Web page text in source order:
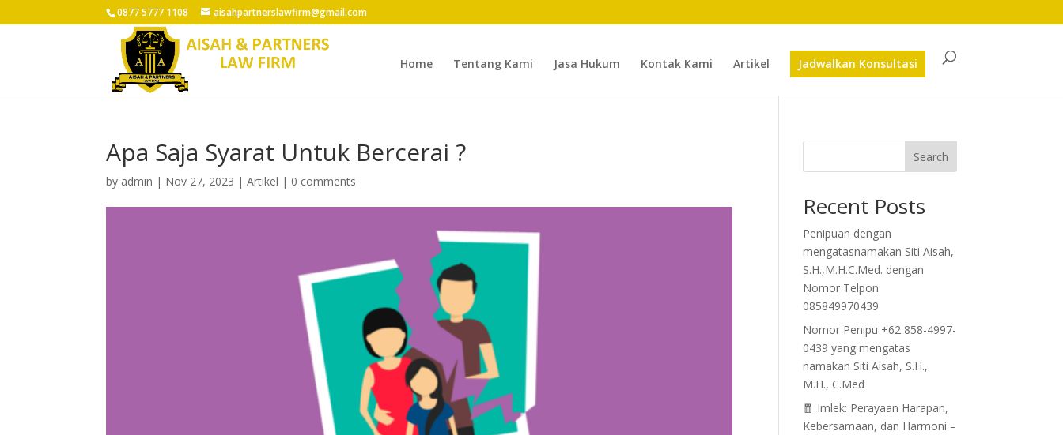
0877 5777 1108 aisahpartnerslawfirm@gmail.com
Home Tentang Kami Jasa Hukum Kontak Kami Artikel Jadwalkan Konsultasi
Apa Saja Syarat Untuk Bercerai ?
by admin | Nov 27, 2023 |Artikel | 0 comments
Search
Recent Posts
Penipuan dengan
mengatasnamakan Siti Aisah,
S.H.,M.H.C.Med. dengan
Nomor Telpon
085849970439
Nomor Penipu +62 858-4997-
0439 yang mengatas
namakan Siti Aisah, S.H.,
M.H., C.Med
🧧 Imlek: Perayaan Harapan,
Kebersamaan, dan Harmoni –